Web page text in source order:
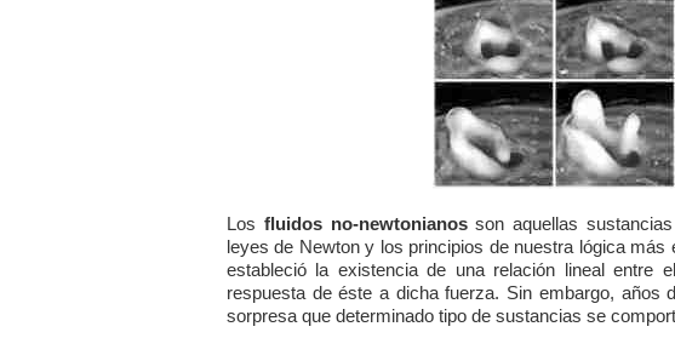
Los fluidos no-newtonianosson aquellas
leyes de Newton y los principios de nuestra lógica
estableció la existencia de una relación lineal entre
respuesta de éste a dicha fuerza. Sin embargo, años
sorpresa que determinado tipo de sustancias se